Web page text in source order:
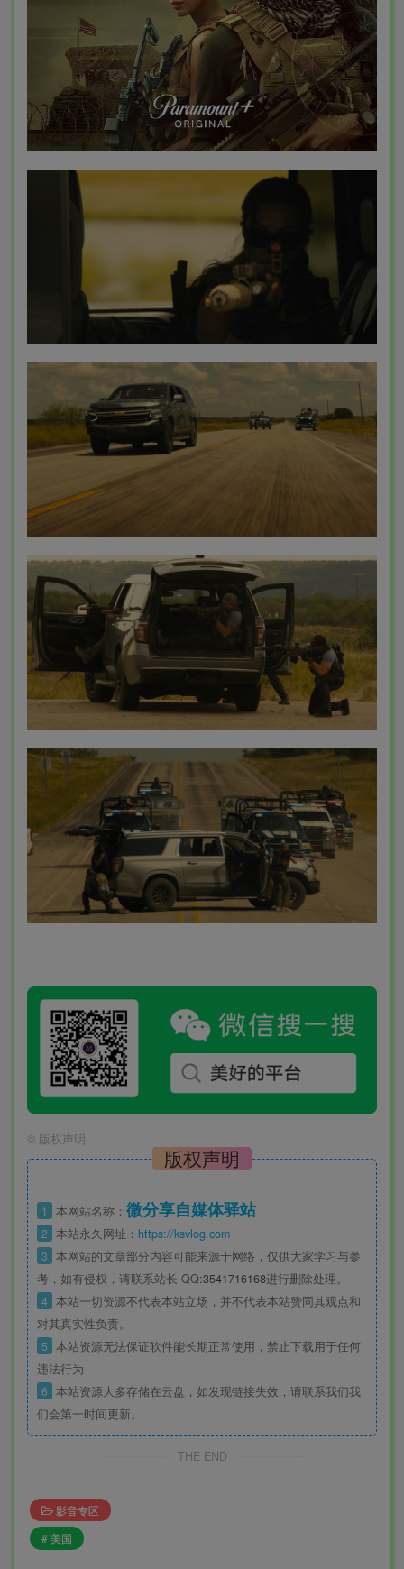
© 版权声明
版权声明
1 本网站名称： 微分享自媒体驿站
2 本站永久网址： https://ksvlog.com
3 本网站的文章部分内容可能来源于网络，仅供大家学习与参
考，如有侵权，请联系站长 QQ:3541716168进行删除处理。
4 本站一切资源不代表本站立场，并不代表本站赞同其观点和
对其真实性负责。
5 本站资源无法保证软件能长期正常使用，禁止下载用于任何
违法行为
6 本站资源大多存储在云盘，如发现链接失效，请联系我们我
们会第一时间更新。
THE END
影音专区
# 美国